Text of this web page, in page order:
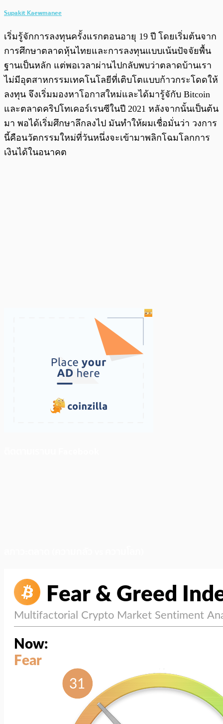
Supakit Kaewmanee
เริ่มรู้จักการลงทุนครั้งแรกตอนอายุ 19 ปี โดยเริ่มต้นจาก
การศึกษาตลาดหุ้นไทยและการลงทุนแบบเน้นปัจจัยพื้น
ฐานเป็นหลัก แต่พอเวลาผ่านไปกลับพบว่าตลาดบ้านเรา
ไม่มีอุตสาหกรรมเทคโนโลยีที่เติบโตแบบก้าวกระโดดให้
ลงทุน จึงเริ่มมองหาโอกาสใหม่และได้มารู้จักับ Bitcoin
และตลาดคริปโทเคอร์เรนซีในปี 2021 หลังจากนั้นเป็นต้น
มา พอได้เริ่มศึกษาลึกลงไป มันทำให้ผมเชื่อมั่นว่า วงการ
นี้คือนวัตกรรมใหม่ที่วันหนึ่งจะเข้ามาพลิกโฉมโลกการ
เงินได้ในอนาคต